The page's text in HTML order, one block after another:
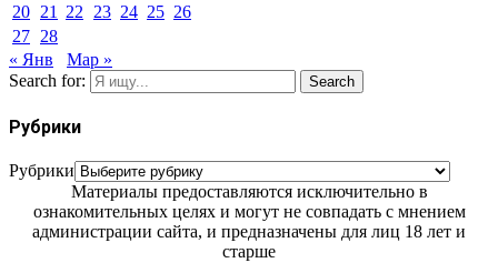
20 21 22 23 24 25 26
27 28
« Янв
Мар »
Search for:
Search
Рубрики
Рубрики
Материалы предоставляются исключительно в
ознакомительных целях и могут не совпадать с мнением
администрации сайта, и предназначены для лиц 18 лет и
старше